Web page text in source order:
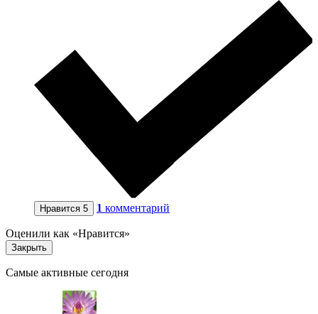
Нравится 5 1 комментарий
Оценили как «Нравится»
Закрыть
Самые активные сегодня